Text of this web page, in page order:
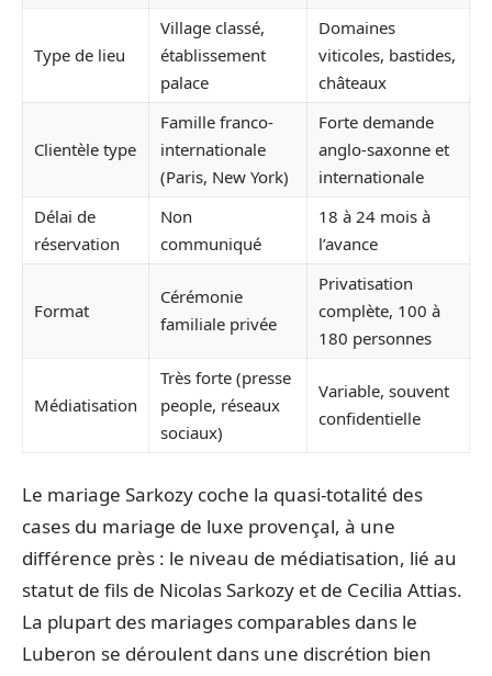
Type de lieu
Village classé,
établissement
palace
Domaines
viticoles, bastides,
châteaux
Clientèle type
Famille franco-
internationale
(Paris, New York)
Forte demande
anglo-saxonne et
internationale
Délai de
réservation
Non
communiqué
18 à 24 mois à
l’avance
Format
Cérémonie
familiale privée
Privatisation
complète, 100 à
180 personnes
Médiatisation
Très forte (presse
people, réseaux
sociaux)
Variable, souvent
confidentielle
Le mariage Sarkozy coche la quasi-totalité des
cases du mariage de luxe provençal, à une
différence près : le niveau de médiatisation, lié au
statut de fils de Nicolas Sarkozy et de Cecilia Attias.
La plupart des mariages comparables dans le
Luberon se déroulent dans une discrétion bien